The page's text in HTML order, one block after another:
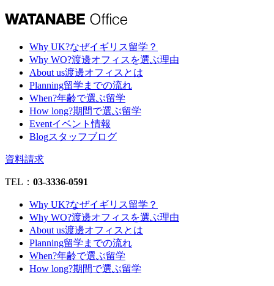
Why UK?なぜイギリス留学？
Why WO?渡邊オフィスを選ぶ理由
About us渡邊オフィスとは
Planning留学までの流れ
When?年齢で選ぶ留学
How long?期間で選ぶ留学
Eventイベント情報
Blogスタッフブログ
資料請求
TEL： 03-3336-0591
Why UK?なぜイギリス留学？
Why WO?渡邊オフィスを選ぶ理由
About us渡邊オフィスとは
Planning留学までの流れ
When?年齢で選ぶ留学
How long?期間で選ぶ留学